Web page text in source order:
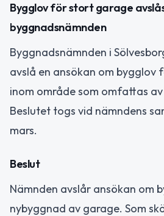
Bygglov för stort garage
byggnadsnämnden
Byggnadsnämnden i
avslå en ansökan om
inom område som omfattas av
Beslutet togs vid nämndens
mars.
Beslut
Nämnden avslår ansökan om
nybyggnad av garage. Som